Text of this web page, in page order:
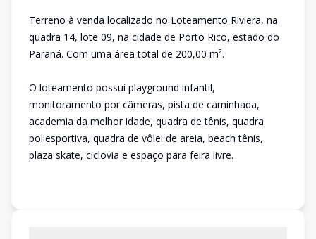
Terreno à venda localizado no Loteamento Riviera, na
quadra 14, lote 09, na cidade de Porto Rico, estado do
Paraná. Com uma área total de 200,00 m².
O loteamento possui playground infantil,
monitoramento por câmeras, pista de caminhada,
academia da melhor idade, quadra de tênis, quadra
poliesportiva, quadra de vôlei de areia, beach tênis,
plaza skate, ciclovia e espaço para feira livre.